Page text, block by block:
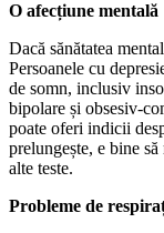
O afecțiune mentală
Dacă sănătatea
Persoanele cu
de somn, inclusiv
bipolare și obsesiv-
poate oferi indicii
prelungește, e bine
alte teste.
Probleme de